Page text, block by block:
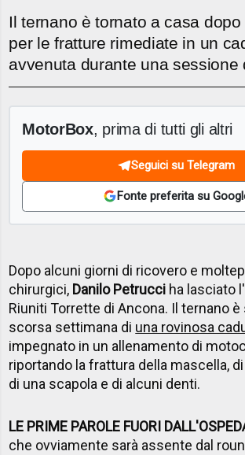
Il ternano è tornato a casa
per le fratture rimediate in un
avvenuta durante una sessione
MotorBox, prima di tutti gli altri
Seguici su Telegram
Fonte preferita su
Dopo alcuni giorni di ricovero e
chirurgici, Danilo Petrucci ha lasciato
Riuniti Torrette di Ancona. Il ternano
scorsa settimana di una rovinosa
impegnato in un allenamento di
riportando la frattura della mascella,
di una scapola e di alcuni denti.
LE PRIME PAROLE FUORI
che ovviamente sarà assente dal